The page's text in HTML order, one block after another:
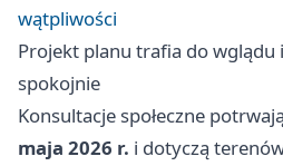
wątpliwości
Projekt planu trafia do wglądu
spokojnie
Konsultacje społeczne potrwają
maja 2026 r. i dotyczą